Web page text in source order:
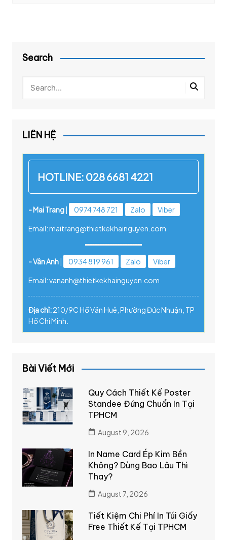
Search
LIÊN HỆ
HOTLINE: 028 6681 4221
- Mai Trang| 0974 748 721 Zalo Viber
Email: maitrang@thietkekhainguyen.com
- Vân Anh| 0934 819 961 Zalo Viber
Email: vananh@thietkekhainguyen.com
Địa chỉ:210/9C Hồ Văn Huê, Phường Đức Nhuận, TP
Hồ Chí Minh.
Bài Viết Mới
Quy Cách Thiết Kế Poster
Standee Đứng Chuẩn In Tại
TPHCM
August 9, 2026
In Name Card Ép Kim Bền
Không? Dùng Bao Lâu Thì
Thay?
August 7, 2026
Tiết Kiệm Chi Phí In Túi Giấy
Free Thiết Kế Tại TPHCM